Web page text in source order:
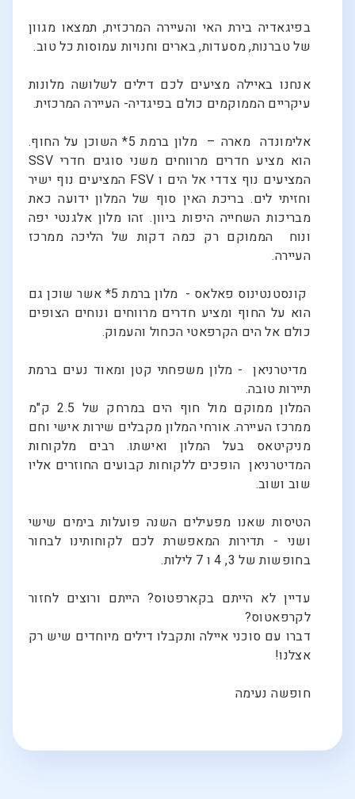
בפיגאדיה בירת האי והעיירה המרכזית, תמצאו מגוון
של טברנות, מסעדות, בארים וחנויות עמוסות כל טוב.
אנחנו באיילה מציעים לכם דילים לשלושה מלונות
עיקריים הממוקמים כולם בפיגדיה- העיירה המרכזית.
אלימונדה מארה – מלון ברמת 5* השוכן על החוף.
הוא מציע חדרים מרווחים משני סוגים חדרי SSV
המציעים נוף צדדי אל הים ו FSV המציעים נוף ישיר
וחזיתי לים. בריכת האין סוף של המלון ידועה כאת
מבריכות השחייה היפות ביוון. זהו מלון אלגנטי יפה
ונוח הממוקם רק כמה דקות של הליכה ממרכז
העיירה.
קונסטנטינוס פאלאס - מלון ברמת 5* אשר שוכן גם
הוא על החוף ומציע חדרים מרווחים ונוחים הצופים
כולם אל הים הקרפאטי הכחול והעמוק.
מדיטרניאן - מלון משפחתי קטן ומאוד נעים ברמת
תיירות טובה.
המלון ממוקם מול חוף הים במרחק של 2.5 ק"מ
ממרכז העיירה. אורחי המלון מקבלים שירות אישי וחם
מניקיטאס בעל המלון ואישתו. רבים מלקוחות
המדיטרניאן הופכים ללקוחות קבועים החוזרים אליו
שוב ושוב.
הטיסות שאנו מפעילים השנה פועלות בימים שישי
ושני - תדירות המאפשרת לכם לקוחותינו לבחור
בחופשות של 3, 4 ו 7 לילות.
עדיין לא הייתם בקארפטוס? הייתם ורוצים לחזור
לקרפאטוס?
דברו עם סוכני איילה ותקבלו דילים מיוחדים שיש רק
אצלנו!
חופשה נעימה